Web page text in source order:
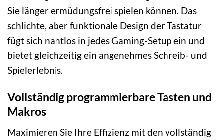
Sie länger ermüdungsfrei spielen können. Das
schlichte, aber funktionale Design der Tastatur
fügt sich nahtlos in jedes Gaming-Setup ein und
bietet gleichzeitig ein angenehmes Schreib- und
Spielerlebnis.
Vollständig programmierbare Tasten und
Makros
Maximieren Sie Ihre Effizienz mit den vollständig